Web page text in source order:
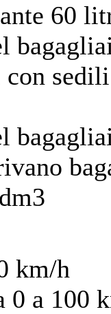
60
km/h
0 a 100